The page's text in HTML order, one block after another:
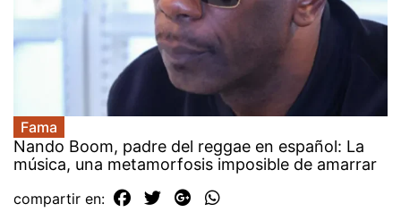
Fama
Nando Boom, padre del reggae en español: La
música, una metamorfosis imposible de amarrar
compartir en: